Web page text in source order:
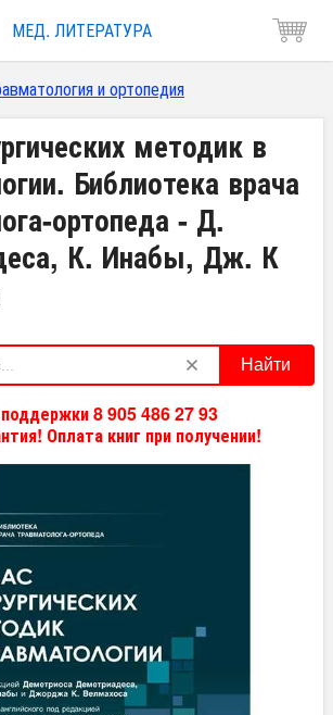
МЕД. ЛИТЕРАТУРА
и ортопедия
методик в
Библиотека врача
ортопеда - Д.
К. Инабы, Дж. К
Найти
8 905 486 27 93
Оплата книг при получении!